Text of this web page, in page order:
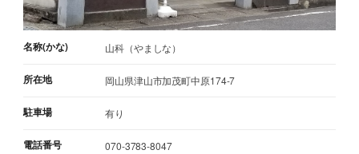
名称(かな) 山科（やましな）
所在地 岡山県津山市加茂町中原174-7
駐車場 有り
電話番号 070-3783-8047